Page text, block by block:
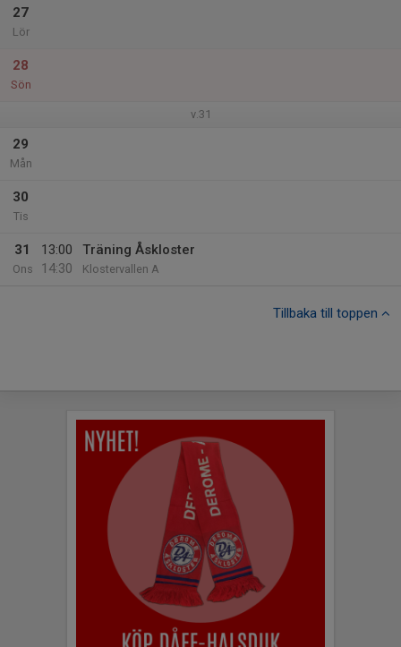
27
Lör
28
Sön
v.31
29
Mån
30
Tis
31
Ons
13:00
14:30
Träning Åskloster
Klostervallen A
Tillbaka till toppen